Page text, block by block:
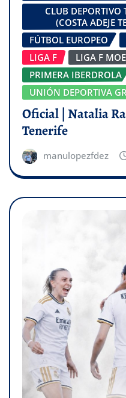
CLUB DEPORTIVO
(COSTA ADEJE
FÚTBOL EUROPEO
LIGA F
LIGA F
PRIMERA IBERDROLA
UNIÓN DEPORTIVA
Oficial | Natalia
Tenerife
manulopezfdez